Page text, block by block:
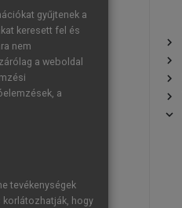
chevron_right
chevron_right
chevron_right
chevron_right
chevron_right
gyűjtenek a
keresett fel és
nem
a weboldal
a
tevékenységek
korlátozhatják, hogy